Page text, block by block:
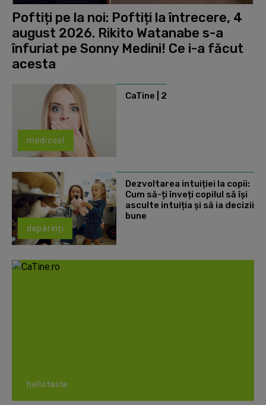
Poftiți pe la noi: Poftiți la întrecere, 4
august 2026. Rikito Watanabe s-a
înfuriat pe Sonny Medini! Ce i-a făcut
acesta
medicool
CaTine | 2
depărinți
Dezvoltarea intuiției la copii:
Cum să-ți înveți copilul să își
asculte intuiția și să ia decizii
bune
hellotaste